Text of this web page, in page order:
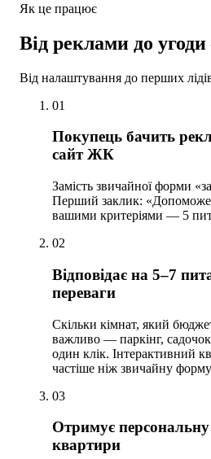
Як це працює
Від реклами до
Від налаштування до перших
01
Покупець бачить
сайт ЖК
Замість звичайної форми
Перший заклик:
вашими критеріями — 5
02
Відповідає на 5–7
переваги
Скільки кімнат, який
важливо — паркінг,
один клік. Інтерактивний
частіше ніж звичайну
03
Отримує
квартири